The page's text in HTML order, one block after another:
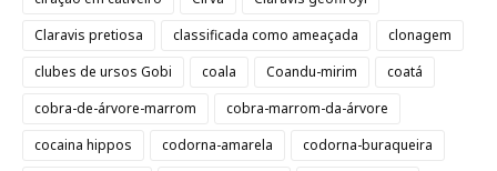
Claravis pretiosa
classificada como ameaçada
clonagem
clubes de ursos Gobi
coala Coandu-mirim
coatá
cobra-de-árvore-marrom
cobra-marrom-da-árvore
cocaina hippos
codorna-amarela
codorna-buraqueira